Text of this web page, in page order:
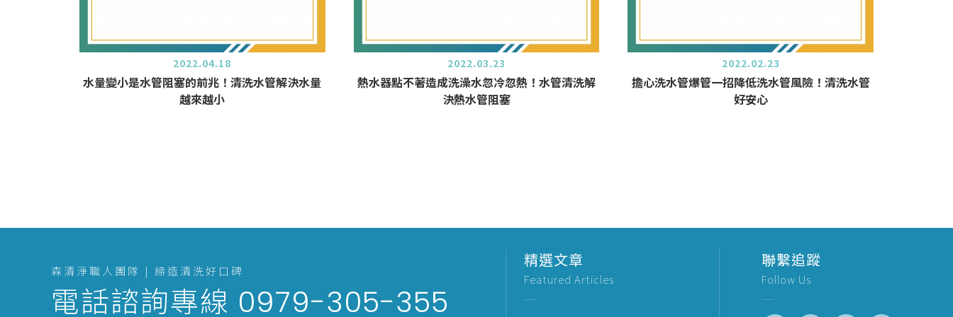
2022.04.18
水量變小是水管阻塞的前兆！清洗水管解決水量
越來越小
2022.03.23
熱水器點不著造成洗澡水忽冷忽熱！水管清洗解
決熱水管阻塞
2022.02.23
擔心洗水管爆管一招降低洗水管風險！清洗水管
好安心
森清淨職人團隊 | 締造清洗好口碑
電話諮詢專線 0979-305-355
精選文章
Featured Articles
聯繫追蹤
Follow Us